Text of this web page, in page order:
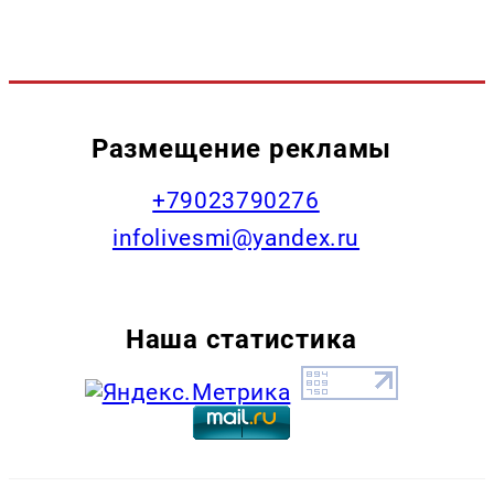
Размещение рекламы
+79023790276
infolivesmi@yandex.ru
Наша статистика